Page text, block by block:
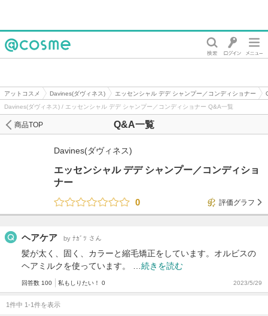
アットコスメ Davines(ダヴィネス) エッセンシャル デデ シャンプー／コンディショナー
Davines(ダヴィネス) / エッセンシャル デデ シャンプー／コンディショナー Q&A一覧
Q&A一覧
商品TOP
Davines(ダヴィネス)
エッセンシャル デデ シャンプー／コンディショ
ナー
0
評価グラフ
ヘアケア by ﾅｶﾞﾂ さん
髪が太く、固く、カラーと縮毛矯正をしています。オルビスの
ヘアミルクを使っています。 … 続きを読む
回答数 100 私もしりたい！ 0 2023/5/29
1件中 1-1件を表示